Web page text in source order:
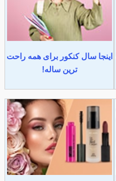
اینجا سال کنکور برای همه راحت
ترین ساله!